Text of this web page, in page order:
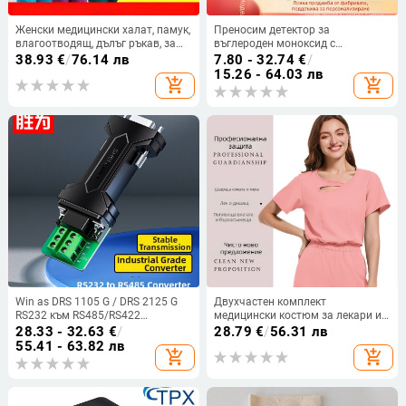
Женски медицински халат, памук,
влагоотводящ, дълъг ръкав, за
медицински заведения/бяла
38.93 €/76.14 лв
add_shopping_cart
Преносим детектор за
въглероден моноксид с
измерване на температура и
влажност, модел GC3000 - 3 в 1,
обхват 400–5000 ppm, точност
±5%, USB захранване
7.80 - 32.74€/
15.26 - 64.03 лв
add_shopping_cart
Win as DRS 1105 G / DRS 2125 G
RS232 към RS485/RS422
индустриален клас пасивен
конвертор за сериен интерфейс
28.33 - 32.63 €/
55.41 - 63.82 лв
add_shopping_cart
Двухчастен комплект
медицински костюм за лекари и
медицински сестри – унисекс
работно облекло за клиники,
грижа за красотата и център за
28.79 €/56.31 лв
add_shopping_cart